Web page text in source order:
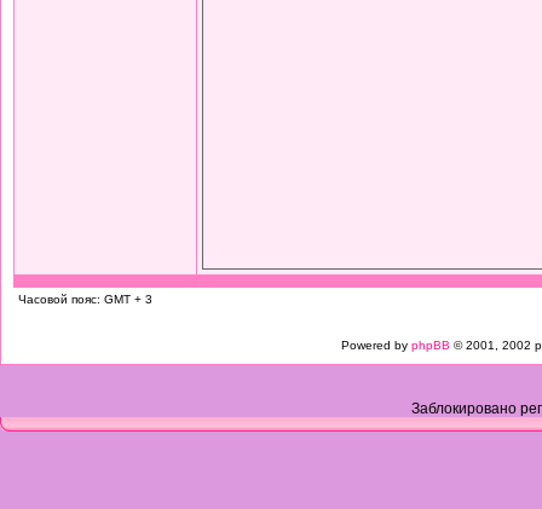
Часовой пояс: GMT + 3
Powered by phpBB © 2001, 2002
Заблокировано